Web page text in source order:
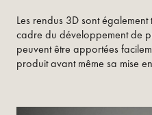
Les rendus 3D sont également
cadre du développement de
peuvent être apportées
produit avant même sa mise